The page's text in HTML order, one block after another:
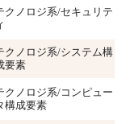
クノロジ系/セキュリテ
クノロジ系/システム構
要素
クノロジ系/コンピュー
構成要素